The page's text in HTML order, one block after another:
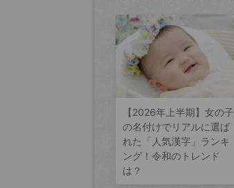
【2026年上半期】女の子
の名付けでリアルに選ば
れた「人気漢字」ランキ
ング！令和のトレンド
は？